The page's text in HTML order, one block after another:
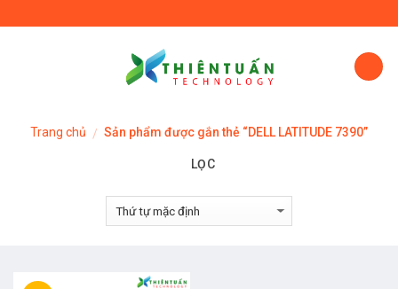
to
Trang chủ / Sản phẩm được gắn thẻ “DELL LATITUDE 7390”
LỌC